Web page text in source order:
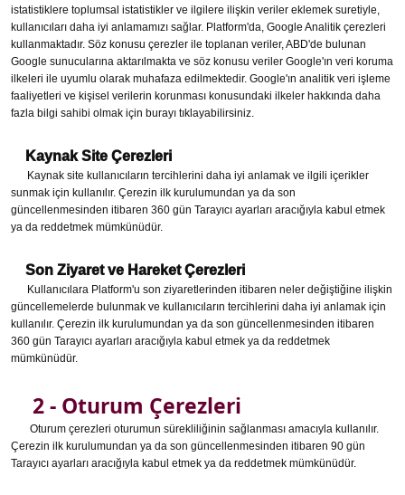
istatistiklere toplumsal istatistikler ve ilgilere ilişkin veriler eklemek suretiyle,
kullanıcıları daha iyi anlamamızı sağlar. Platform'da, Google Analitik çerezleri
kullanmaktadır. Söz konusu çerezler ile toplanan veriler, ABD'de bulunan
Google sunucularına aktarılmakta ve söz konusu veriler Google'ın veri koruma
ilkeleri ile uyumlu olarak muhafaza edilmektedir. Google'ın analitik veri işleme
faaliyetleri ve kişisel verilerin korunması konusundaki ilkeler hakkında daha
fazla bilgi sahibi olmak için burayı tıklayabilirsiniz.
Kaynak Site Çerezleri
Kaynak site kullanıcıların tercihlerini daha iyi anlamak ve ilgili içerikler
sunmak için kullanılır. Çerezin ilk kurulumundan ya da son
güncellenmesinden itibaren 360 gün Tarayıcı ayarları aracığıyla kabul etmek
ya da reddetmek mümkünüdür.
Son Ziyaret ve Hareket Çerezleri
Kullanıcılara Platform'u son ziyaretlerinden itibaren neler değiştiğine ilişkin
güncellemelerde bulunmak ve kullanıcıların tercihlerini daha iyi anlamak için
kullanılır. Çerezin ilk kurulumundan ya da son güncellenmesinden itibaren
360 gün Tarayıcı ayarları aracığıyla kabul etmek ya da reddetmek
mümkünüdür.
2 - Oturum Çerezleri
Oturum çerezleri oturumun sürekliliğinin sağlanması amacıyla kullanılır.
Çerezin ilk kurulumundan ya da son güncellenmesinden itibaren 90 gün
Tarayıcı ayarları aracığıyla kabul etmek ya da reddetmek mümkünüdür.